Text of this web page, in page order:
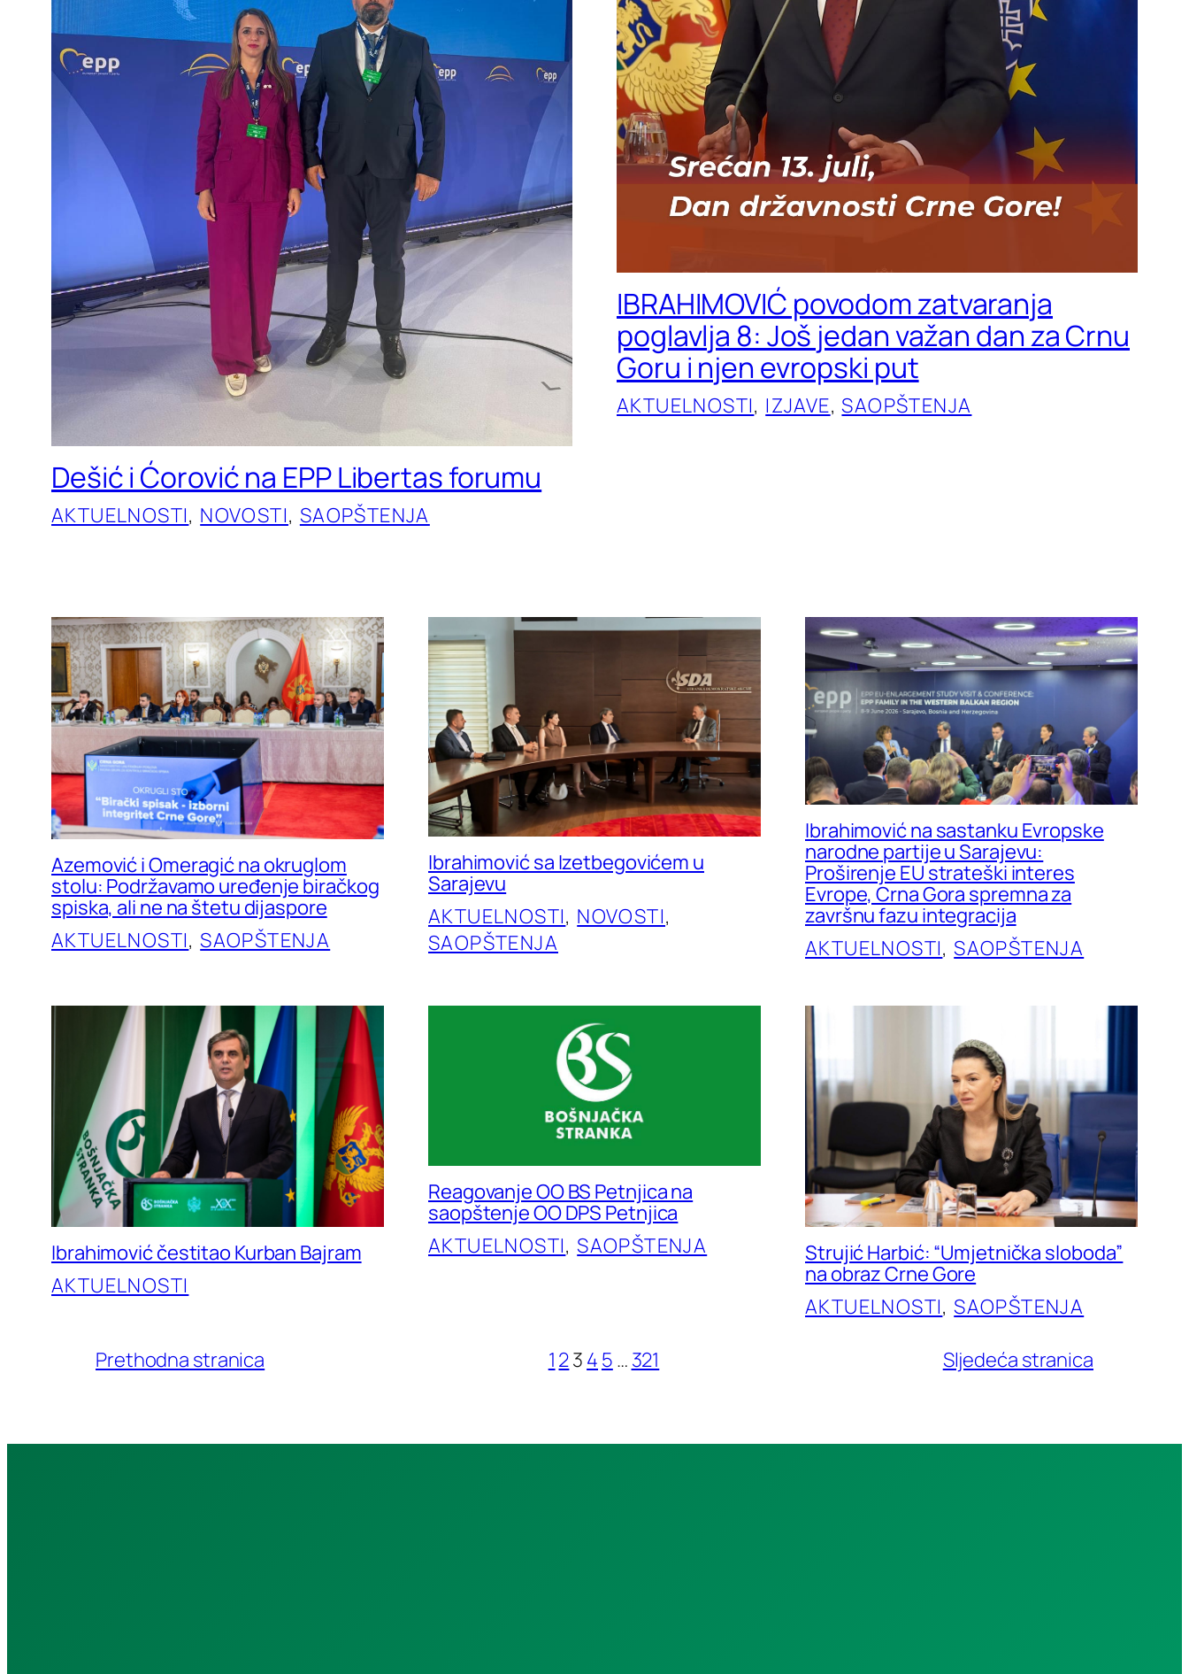
Dešić i Ćorović na EPP Libertas forumu
AKTUELNOSTI, NOVOSTI, SAOPŠTENJA
IBRAHIMOVIĆ povodom zatvaranja
poglavlja 8: Još jedan važan dan za Crnu
Goru i njen evropski put
AKTUELNOSTI, IZJAVE, SAOPŠTENJA
Azemović i Omeragić na okruglom
stolu: Podržavamo uređenje biračkog
spiska, ali ne na štetu dijaspore
AKTUELNOSTI, SAOPŠTENJA
Ibrahimović sa Izetbegovićem u
Sarajevu
AKTUELNOSTI, NOVOSTI
SAOPŠTENJA
Ibrahimović na sastanku Evropske
narodne partije u Sarajevu:
Proširenje EU strateški interes
Evrope, Crna Gora spremna za
završnu fazu integracija
AKTUELNOSTI, SAOPŠTENJA
Ibrahimović čestitao Kurban Bajram
AKTUELNOSTI
Reagovanje OO BS Petnjica na
saopštenje OO DPS Petnjica
AKTUELNOSTI, SAOPŠTENJA
Strujić Harbić: “Umjetnička sloboda”
na obraz Crne Gore
AKTUELNOSTI, SAOPŠTENJA
Prethodna stranica
1 23 4 5 … 321 Sljedeća stranica